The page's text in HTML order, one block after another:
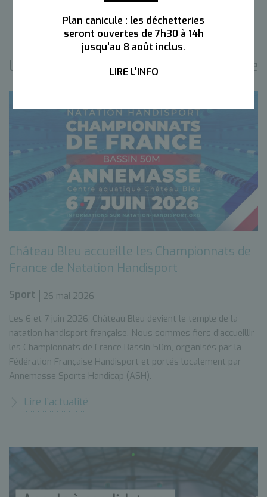
Plan canicule : les déchetteries
seront ouvertes de 7h30 à 14h
jusqu'au 8 août inclus.
LIRE L'INFO
Les actualités de la même catégorie
Château Bleu accueille les Championnats de
France de Natation Handisport
Sport
26 mai 2026
Les 6 et 7 juin 2026, Château Bleu devient le temple de la
natation handisport française. Nous sommes fiers d’accueillir
les Championnats de France Bassin 50m, organisés par la
Fédération Française Handisport et portés localement par
Annemasse Sports Handicap (ASH).
Lire l’actualité